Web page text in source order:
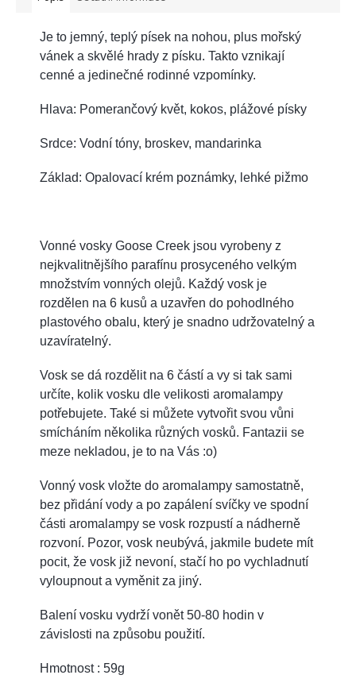
Je to jemný, teplý písek na nohou, plus mořský
vánek a skvělé hrady z písku. Takto vznikají
cenné a jedinečné rodinné vzpomínky.
Hlava: Pomerančový květ, kokos, plážové písky
Srdce: Vodní tóny, broskev, mandarinka
Základ: Opalovací krém poznámky, lehké pižmo
Vonné vosky Goose Creek jsou vyrobeny z
nejkvalitnějšího parafínu prosyceného velkým
množstvím vonných olejů. Každý vosk je
rozdělen na 6 kusů a uzavřen do pohodlného
plastového obalu, který je snadno udržovatelný a
uzavíratelný.
Vosk se dá rozdělit na 6 částí a vy si tak sami
určíte, kolik vosku dle velikosti aromalampy
potřebujete. Také si můžete vytvořit svou vůni
smícháním několika různých vosků. Fantazii se
meze nekladou, je to na Vás :o)
Vonný vosk vložte do aromalampy samostatně,
bez přidání vody a po zapálení svíčky ve spodní
části aromalampy se vosk rozpustí a nádherně
rozvoní. Pozor, vosk neubývá, jakmile budete mít
pocit, že vosk již nevoní, stačí ho po vychladnutí
vyloupnout a vyměnit za jiný.
Balení vosku vydrží vonět 50-80 hodin v
závislosti na způsobu použití.
Hmotnost : 59g